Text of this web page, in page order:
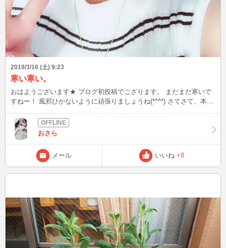
2019/3/16 (土) 9:23
寒い寒い。
おはようございます★ ブログ初投稿でござります。 まだまだ寒いで
すねー！ 風邪ひかないように頑張りましょうね(*^^*) さてさて、本日
お願いしますね(^^) 今日も素敵な会員様に出会えますように( ◠‿◠ )
おさら
メール いいね +8